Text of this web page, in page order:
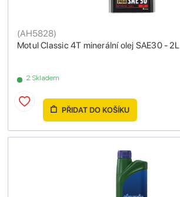
Motul Classic 4T minerální olej SAE30 - 2L
(AH5828)
2 Skladem
PŘIDAT DO KOŠÍKU